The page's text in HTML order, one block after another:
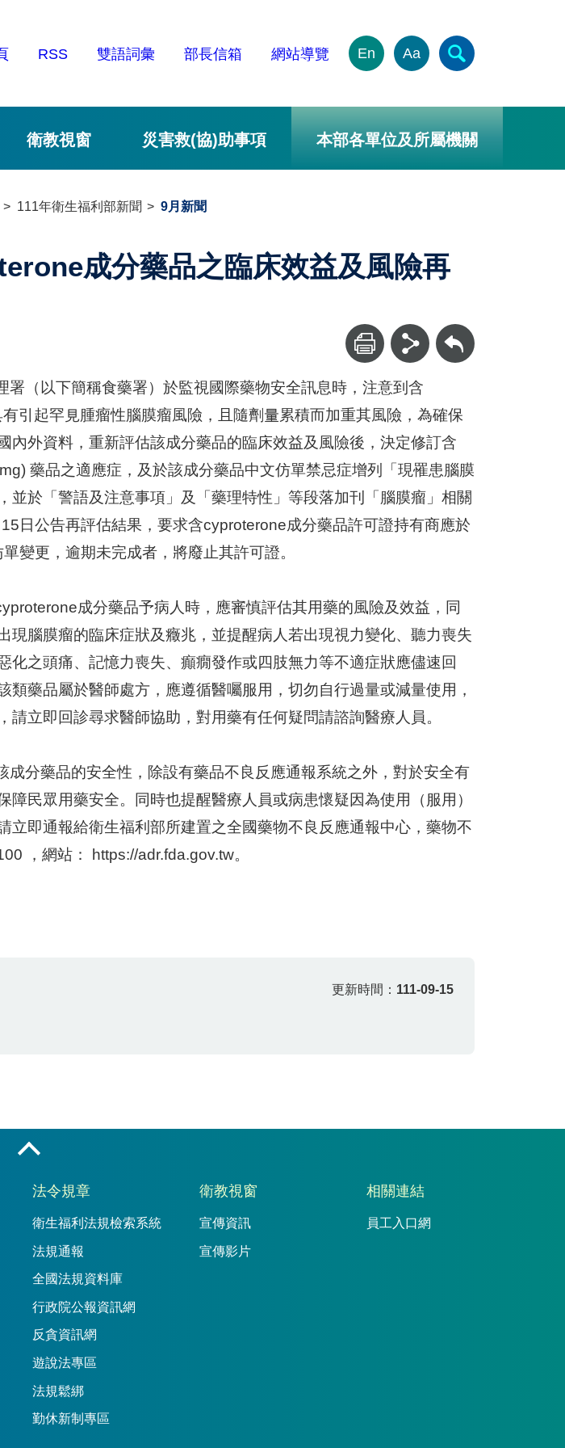
RSS 雙語詞彙 部長信箱 網站導覽 En Aa
衛教視窗 災害救(協)助事項 本部各單位及所屬機關
111年衛生福利部新聞 9月新聞
成分藥品之臨床效益及風險再
回上一頁
（以下簡稱食藥署）於監視國際藥物安全訊息時，注意到含
引起罕見腫瘤性腦膜瘤風險，且隨劑量累積而加重其風險，為確保
內外資料，重新評估該成分藥品的臨床效益及風險後，決定修訂含
藥品之適應症，及於該成分藥品中文仿單禁忌症增列「現罹患腦膜
並於「警語及注意事項」及「藥理特性」等段落加刊「腦膜瘤」相關
日公告再評估結果，要求含cyproterone成分藥品許可證持有商應於
變更，逾期未完成者，將廢止其許可證。
成分藥品予病人時，應審慎評估其用藥的風險及效益，同
現腦膜瘤的臨床症狀及癥兆，並提醒病人若出現視力變化、聽力喪失
化之頭痛、記憶力喪失、癲癇發作或四肢無力等不適症狀應儘速回
類藥品屬於醫師處方，應遵循醫囑服用，切勿自行過量或減量使用，
請立即回診尋求醫師協助，對用藥有任何疑問請諮詢醫療人員。
分藥品的安全性，除設有藥品不良反應通報系統之外，對於安全有
障民眾用藥安全。同時也提醒醫療人員或病患懷疑因為使用（服用）
立即通報給衛生福利部所建置之全國藥物不良反應通報中心，藥物不
，網站： https://adr.fda.gov.tw。
更新時間： 111-09-15
法令規章
衛生福利法規檢索系統
法規通報
全國法規資料庫
行政院公報資訊網
反貪資訊網
遊說法專區
法規鬆綁
勤休新制專區
衛教視窗
宣傳資訊
宣傳影片
相關連結
員工入口網